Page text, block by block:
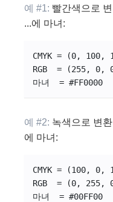
예 #1: 빨간색으로
...에 마녀:
CMYK = (0, 100,
RGB  = (255, 0,
마녀  = #FF0000
예 #2: 녹색으로 변환
에 마녀:
CMYK = (100, 0,
RGB  = (0, 255,
마녀  = #00FF00